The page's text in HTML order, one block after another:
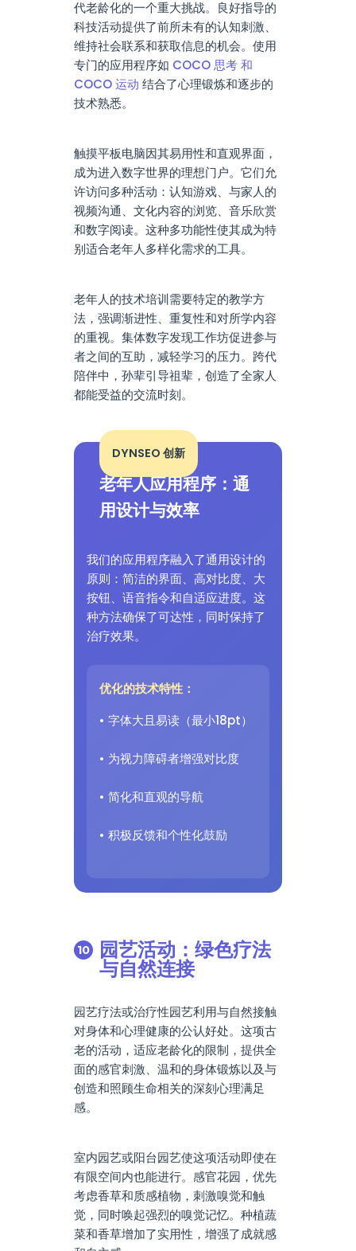
代老龄化的一个重大挑战。良好指导的
科技活动提供了前所未有的认知刺激、
维持社会联系和获取信息的机会。使用
专门的应用程序如 COCO 思考 和
COCO 运动 结合了心理锻炼和逐步的
技术熟悉。
触摸平板电脑因其易用性和直观界面，
成为进入数字世界的理想门户。它们允
许访问多种活动：认知游戏、与家人的
视频沟通、文化内容的浏览、音乐欣赏
和数字阅读。这种多功能性使其成为特
别适合老年人多样化需求的工具。
老年人的技术培训需要特定的教学方
法，强调渐进性、重复性和对所学内容
的重视。集体数字发现工作坊促进参与
者之间的互助，减轻学习的压力。跨代
陪伴中，孙辈引导祖辈，创造了全家人
都能受益的交流时刻。
DYNSEO 创新
老年人应用程序：通
用设计与效率
我们的应用程序融入了通用设计的
原则：简洁的界面、高对比度、大
按钮、语音指令和自适应进度。这
种方法确保了可达性，同时保持了
治疗效果。
优化的技术特性：
• 字体大且易读（最小18pt）
• 为视力障碍者增强对比度
• 简化和直观的导航
• 积极反馈和个性化鼓励
园艺活动：绿色疗法
与自然连接
园艺疗法或治疗性园艺利用与自然接触
对身体和心理健康的公认好处。这项古
老的活动，适应老龄化的限制，提供全
面的感官刺激、温和的身体锻炼以及与
创造和照顾生命相关的深刻心理满足
感。
室内园艺或阳台园艺使这项活动即使在
有限空间内也能进行。感官花园，优先
考虑香草和质感植物，刺激嗅觉和触
觉，同时唤起强烈的嗅觉记忆。种植蔬
菜和香草增加了实用性，增强了成就感